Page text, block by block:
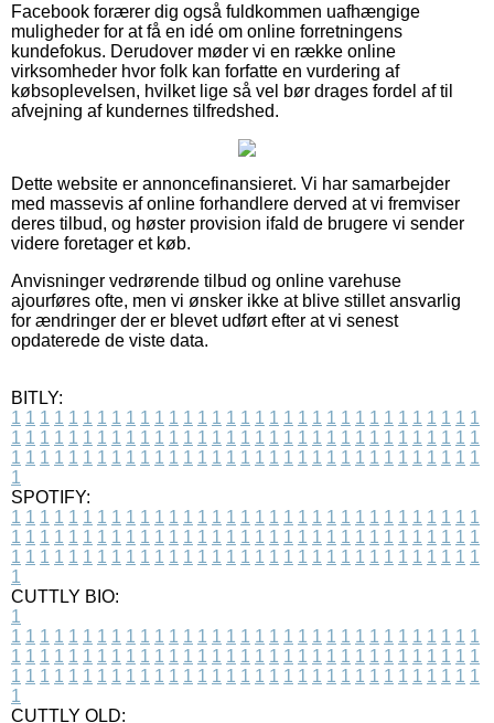
Facebook forærer dig også fuldkommen uafhængige
muligheder for at få en idé om online forretningens
kundefokus. Derudover møder vi en række online
virksomheder hvor folk kan forfatte en vurdering af
købsoplevelsen, hvilket lige så vel bør drages fordel af til
afvejning af kundernes tilfredshed.
Dette website er annoncefinansieret. Vi har samarbejder
med massevis af online forhandlere derved at vi fremviser
deres tilbud, og høster provision ifald de brugere vi sender
videre foretager et køb.
Anvisninger vedrørende tilbud og online varehuse
ajourføres ofte, men vi ønsker ikke at blive stillet ansvarlig
for ændringer der er blevet udført efter at vi senest
opdaterede de viste data.
BITLY:
1 1 1 1 1 1 1 1 1 1 1 1 1 1 1 1 1 1 1 1 1 1 1 1 1 1 1 1 1 1 1 1 1
1 1 1 1 1 1 1 1 1 1 1 1 1 1 1 1 1 1 1 1 1 1 1 1 1 1 1 1 1 1 1 1 1
1 1 1 1 1 1 1 1 1 1 1 1 1 1 1 1 1 1 1 1 1 1 1 1 1 1 1 1 1 1 1 1 1
1
SPOTIFY:
1 1 1 1 1 1 1 1 1 1 1 1 1 1 1 1 1 1 1 1 1 1 1 1 1 1 1 1 1 1 1 1 1
1 1 1 1 1 1 1 1 1 1 1 1 1 1 1 1 1 1 1 1 1 1 1 1 1 1 1 1 1 1 1 1 1
1 1 1 1 1 1 1 1 1 1 1 1 1 1 1 1 1 1 1 1 1 1 1 1 1 1 1 1 1 1 1 1 1
1
CUTTLY BIO:
1
1 1 1 1 1 1 1 1 1 1 1 1 1 1 1 1 1 1 1 1 1 1 1 1 1 1 1 1 1 1 1 1 1
1 1 1 1 1 1 1 1 1 1 1 1 1 1 1 1 1 1 1 1 1 1 1 1 1 1 1 1 1 1 1 1 1
1 1 1 1 1 1 1 1 1 1 1 1 1 1 1 1 1 1 1 1 1 1 1 1 1 1 1 1 1 1 1 1 1
1
CUTTLY OLD: